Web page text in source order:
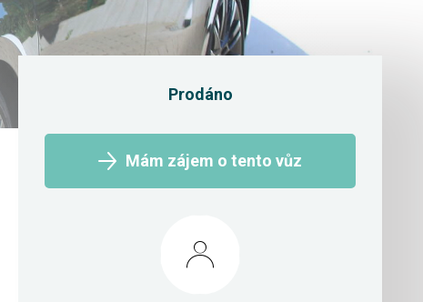
Prodáno
Mám zájem o tento vůz